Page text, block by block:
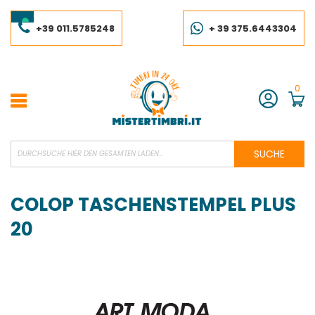
to
Content+39 011.5785248 + 39 375.6443304
Konto
0
SUCHE
COLOP TASCHENSTEMPEL PLUS
20